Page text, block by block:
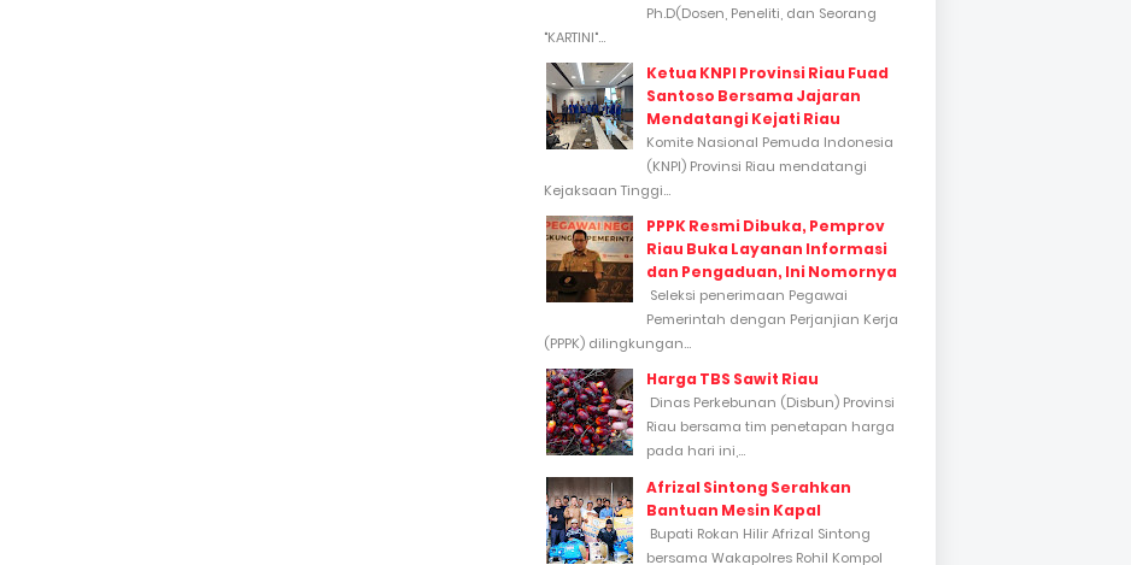
Ph.D(Dosen, Peneliti, dan Seorang
"KARTINI"...
Ketua KNPI Provinsi Riau Fuad
Santoso Bersama Jajaran
Mendatangi Kejati Riau
Komite Nasional Pemuda Indonesia
(KNPI) Provinsi Riau mendatangi
Kejaksaan Tinggi...
PPPK Resmi Dibuka, Pemprov
Riau Buka Layanan Informasi
dan Pengaduan, Ini Nomornya
Seleksi penerimaan Pegawai
Pemerintah dengan Perjanjian Kerja
(PPPK) dilingkungan...
Harga TBS Sawit Riau
Dinas Perkebunan (Disbun) Provinsi
Riau bersama tim penetapan harga
pada hari ini,...
Afrizal Sintong Serahkan
Bantuan Mesin Kapal
Bupati Rokan Hilir Afrizal Sintong
bersama Wakapolres Rohil Kompol